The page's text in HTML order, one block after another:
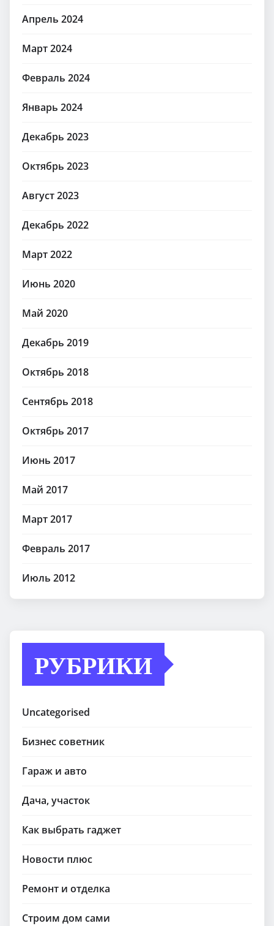
Апрель 2024
Март 2024
Февраль 2024
Январь 2024
Декабрь 2023
Октябрь 2023
Август 2023
Декабрь 2022
Март 2022
Июнь 2020
Май 2020
Декабрь 2019
Октябрь 2018
Сентябрь 2018
Октябрь 2017
Июнь 2017
Май 2017
Март 2017
Февраль 2017
Июль 2012
РУБРИКИ
Uncategorised
Бизнес советник
Гараж и авто
Дача, участок
Как выбрать гаджет
Новости плюс
Ремонт и отделка
Строим дом сами